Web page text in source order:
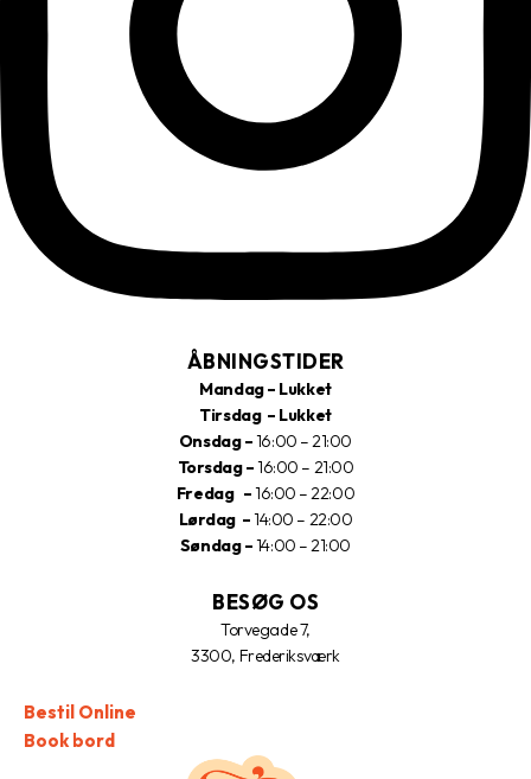
ÅBNINGSTIDER
Mandag – Lukket
Tirsdag – Lukket
Onsdag –16:00 – 21:00
Torsdag –16:00 – 21:00
Fredag –16:00 – 22:00
Lørdag –14:00 – 22:00
Søndag –14:00 – 21:00
BESØG OS
Torvegade 7,
3300, Frederiksværk
Bestil Online
Book bord